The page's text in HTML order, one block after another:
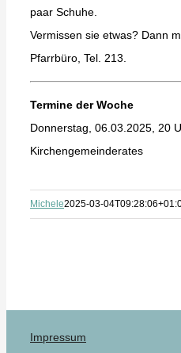
paar Schuhe.
Vermissen sie etwas? Dann
Pfarrbüro, Tel. 213.
Termine der Woche
Donnerstag, 06.03.2025, 20
Kirchengemeinderates
Michele2025-03-
Impressum